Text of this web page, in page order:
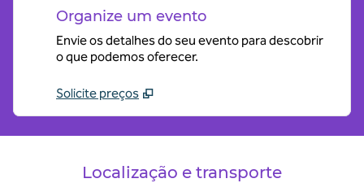
Organize um evento
Envie os detalhes do seu evento para descobrir
o que podemos oferecer.
Solicite preços
Localização e transporte